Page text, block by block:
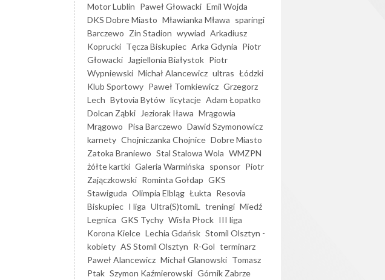
Motor Lublin Paweł Głowacki Emil Wojda
DKS Dobre Miasto Mławianka Mława sparingi
Barczewo Zin Stadion wywiad Arkadiusz
Koprucki Tęcza Biskupiec Arka Gdynia Piotr
Głowacki
Jagiellonia Białystok Piotr
Wypniewski Michał Alancewicz ultras Łódzki
Klub Sportowy Paweł Tomkiewicz Grzegorz
Lech Bytovia Bytów licytacje Adam Łopatko
Dolcan Ząbki
Jeziorak Iława Mrągowia
Mrągowo Pisa Barczewo Dawid Szymonowicz
karnety Chojniczanka Chojnice Dobre Miasto
Zatoka Braniewo Stal Stalowa Wola WMZPN
żółte kartki Galeria Warmińska sponsor Piotr
Zajączkowski Rominta Gołdap GKS
Stawiguda Olimpia Elbląg Łukta Resovia
Biskupiec I liga Ultra(S)tomiL treningi Miedź
Legnica GKS Tychy Wisła Płock III liga
Korona Kielce Lechia Gdańsk Stomil Olsztyn -
kobiety AS Stomil Olsztyn R-Gol terminarz
Paweł Alancewicz Michał Glanowski Tomasz
Ptak Szymon Kaźmierowski Górnik Zabrze